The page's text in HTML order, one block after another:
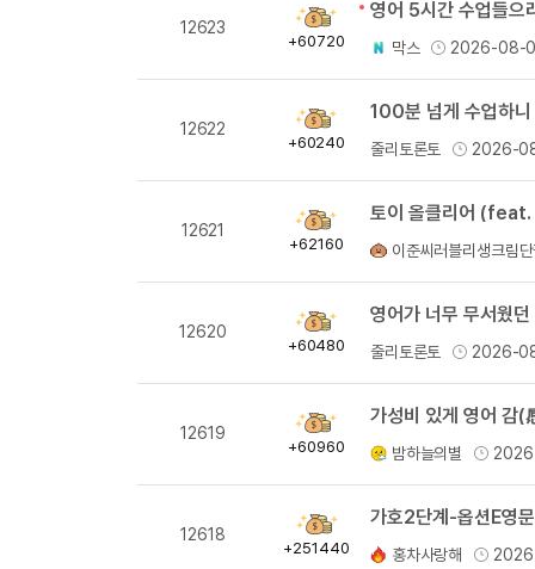
12623
획
득
+60720 막스 2026-08-
12622
획
득
+60240
100분 넘게 수업하니
줄리토론토 2026-
12621
획
득
+62160
토이 올클리어 (feat.
이준씨러블리생크림
12620
획
득
+60480
영어가 너무 무서웠
줄리토론토 2026-
12619
획
득
+60960
가성비 있게 영어 감(
밤하늘의별
12618
획
득
+251440 홍차사랑해